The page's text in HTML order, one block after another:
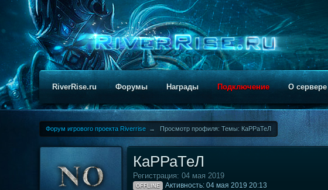
RiverRise.ru Форумы Награды Подключение О сервере
Форум игрового проекта Riverrise → Просмотр профиля: Темы: КаРРаТеЛ
КаРРаТеЛ
Регистрация: 04 мая 2019
OFFLINE Активность: 04 мая 2019 20:13